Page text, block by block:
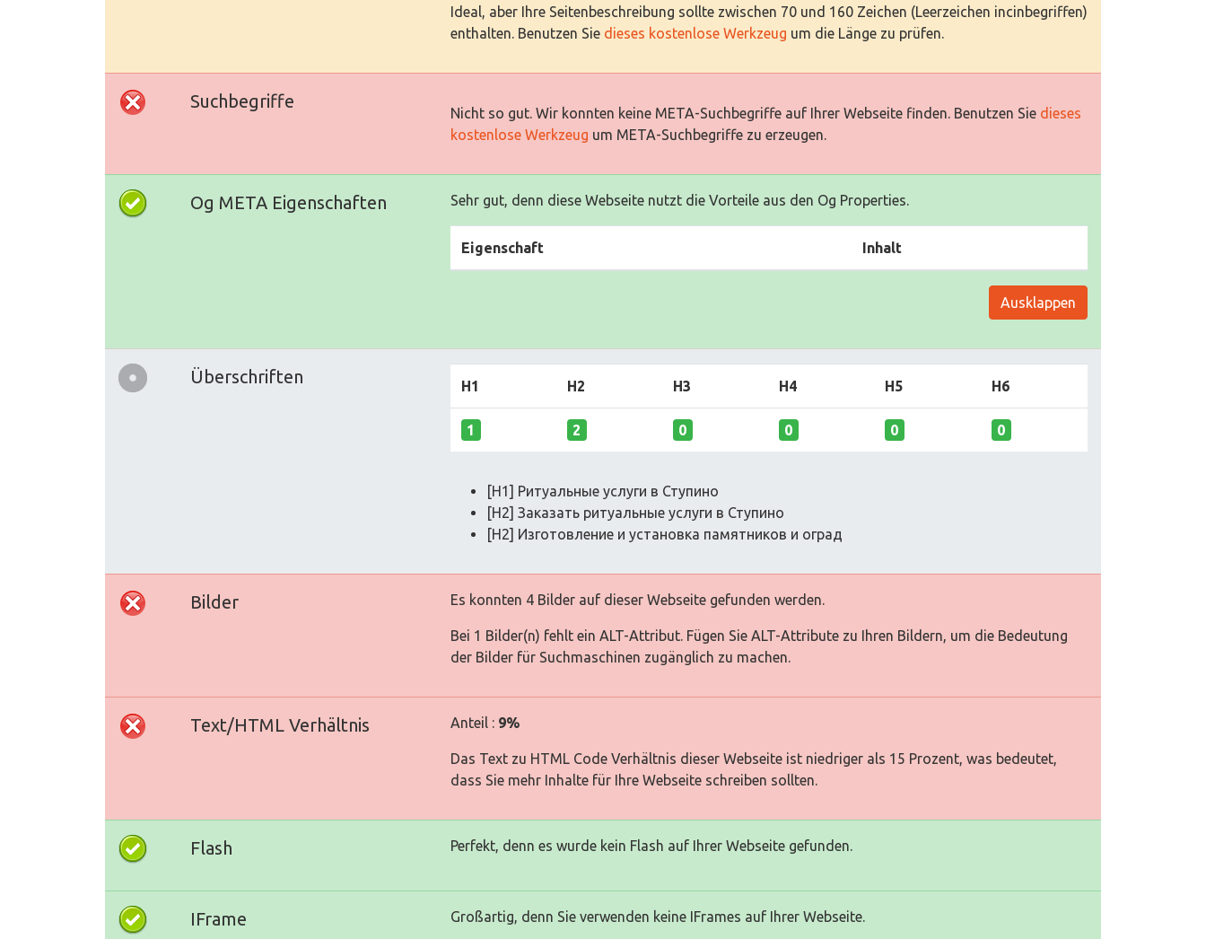
Ideal, aber Ihre Seitenbeschreibung sollte zwischen 70 und 160 Zeichen (Leerzeichen incinbegriffen)
enthalten. Benutzen Sie dieses kostenlose Werkzeug um die Länge zu prüfen.
Suchbegriffe
Nicht so gut. Wir konnten keine META-Suchbegriffe auf Ihrer Webseite finden. Benutzen Sie dieses
kostenlose Werkzeug um META-Suchbegriffe zu erzeugen.
Og META Eigenschaften Sehr gut, denn diese Webseite nutzt die Vorteile aus den Og Properties.
Eigenschaft Inhalt
Ausklappen
Überschriften H1 H2 H3 H4 H5 H6
1 2 0 0 0 0
[H1] Ритуальные услуги в Ступино
[H2] Заказать ритуальные услуги в Ступино
[H2] Изготовление и установка памятников и оград
Bilder Es konnten 4 Bilder auf dieser Webseite gefunden werden.
Bei 1 Bilder(n) fehlt ein ALT-Attribut. Fügen Sie ALT-Attribute zu Ihren Bildern, um die Bedeutung
der Bilder für Suchmaschinen zugänglich zu machen.
Text/HTML Verhältnis Anteil : 9%
Das Text zu HTML Code Verhältnis dieser Webseite ist niedriger als 15 Prozent, was bedeutet,
dass Sie mehr Inhalte für Ihre Webseite schreiben sollten.
Flash Perfekt, denn es wurde kein Flash auf Ihrer Webseite gefunden.
IFrame Großartig, denn Sie verwenden keine IFrames auf Ihrer Webseite.